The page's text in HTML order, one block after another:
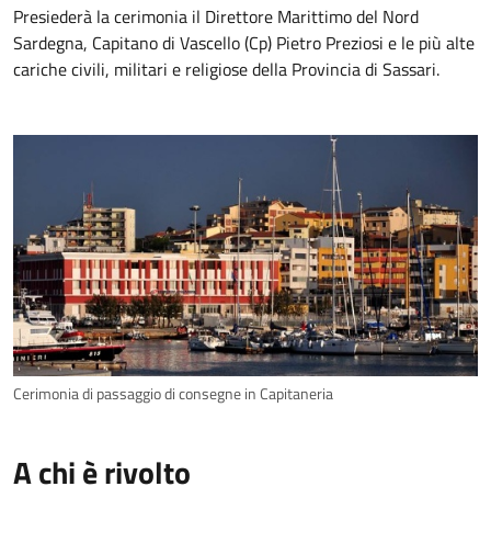
Presiederà la cerimonia il Direttore Marittimo del Nord
Sardegna, Capitano di Vascello (Cp) Pietro Preziosi e le più alte
cariche civili, militari e religiose della Provincia di Sassari.
Cerimonia di passaggio di consegne in Capitaneria
A chi è rivolto